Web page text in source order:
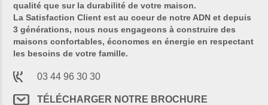
qualité que sur la durabilité de votre maison.
La Satisfaction Client est au coeur de notre ADN et depuis
3 générations, nous nous engageons à construire des
maisons confortables, économes en énergie en respectant
les besoins de votre famille.
03 44 96 30 30
TÉLÉCHARGER NOTRE BROCHURE